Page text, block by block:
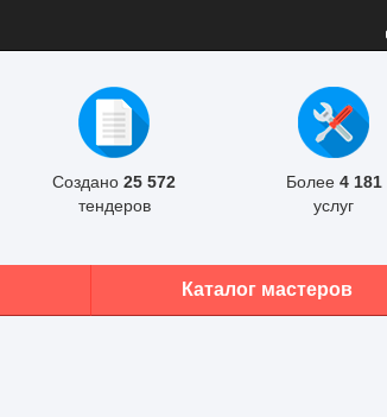
Создано 25 572
тендеров
Более 4 181
услуг
Каталог мастеров